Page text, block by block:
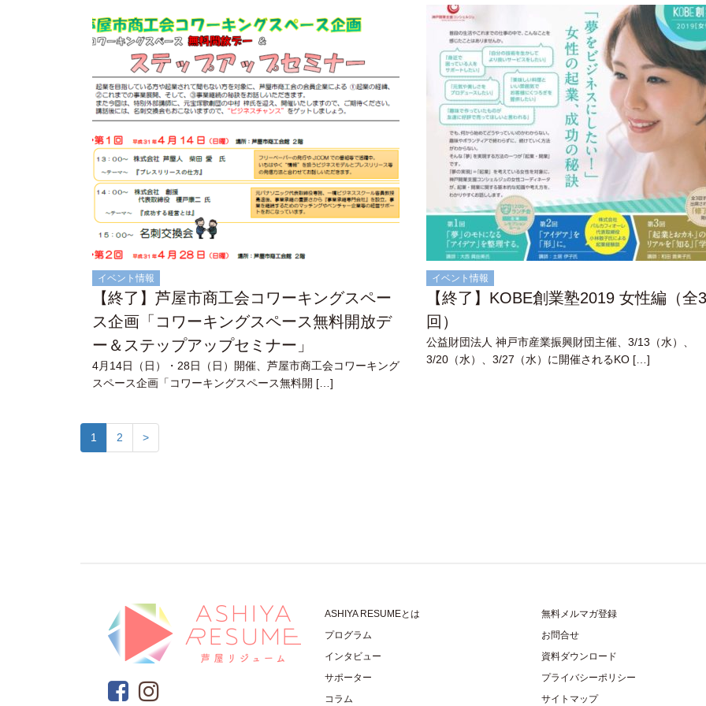
イベント情報
【終了】芦屋市商工会コワーキングスペー
ス企画「コワーキングスペース無料開放デ
ー＆ステップアップセミナー」
4月14日（日）・28日（日）開催、芦屋市商工会コワーキング
スペース企画「コワーキングスペース無料開 […]
イベント情報
【終了】KOBE創業塾2019 女性編（全3
回）
公益財団法人 神戸市産業振興財団主催、3/13（水）、
3/20（水）、3/27（水）に開催されるKO […]
1 2 >
ASHIYA RESUMEとは
プログラム
インタビュー
サポーター
コラム
無料メルマガ登録
お問合せ
資料ダウンロード
プライバシーポリシー
サイトマップ